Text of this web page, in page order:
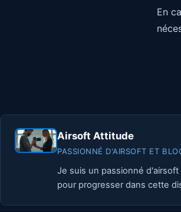
En
Airsoft Attitude
PASSIONNÉ D'AIRSOFT ET
Je suis un passionné
pour progresser dans cette